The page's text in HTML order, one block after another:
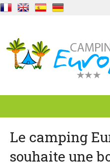
Situation
Ambiance
Le camping
souhaite une